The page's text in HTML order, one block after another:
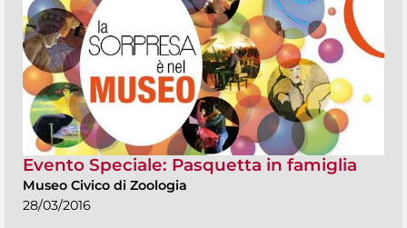
Evento Speciale: Pasquetta in famiglia
Museo Civico di Zoologia
28/03/2016